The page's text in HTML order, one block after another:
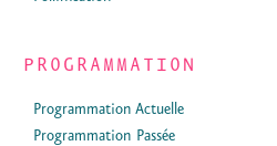
PROGRAMMATION
Programmation Actuelle
Programmation Passée